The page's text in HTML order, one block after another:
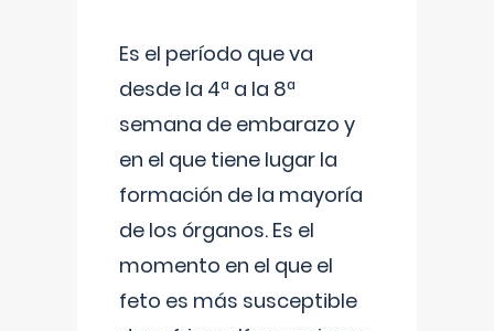
Es el período que va
desde la 4ª a la 8ª
semana de embarazo y
en el que tiene lugar la
formación de la mayoría
de los órganos. Es el
momento en el que el
feto es más susceptible